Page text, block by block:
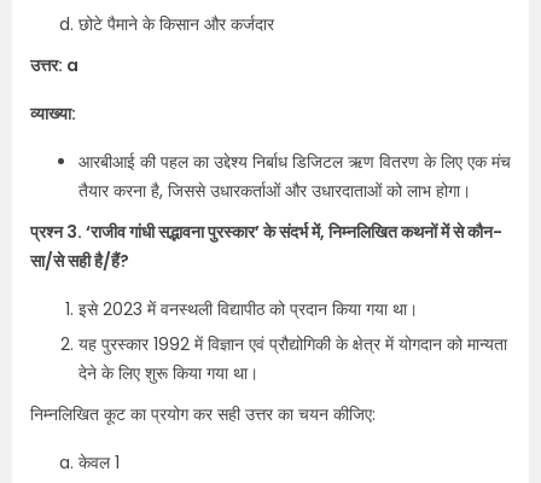
छोटे पैमाने के किसान और कर्जदार
उत्तर: a
व्याख्या:
आरबीआई की पहल का उद्देश्य निर्बाध डिजिटल ऋण वितरण के लिए एक मंच
तैयार करना है, जिससे उधारकर्ताओं और उधारदाताओं को लाभ होगा।
प्रश्न 3. ‘राजीव गांधी सद्भावना पुरस्कार’ के संदर्भ में, निम्नलिखित कथनों में से कौन-
सा/से सही है/हैं?
इसे 2023 में वनस्थली विद्यापीठ को प्रदान किया गया था।
यह पुरस्कार 1992 में विज्ञान एवं प्रौद्योगिकी के क्षेत्र में योगदान को मान्यता
देने के लिए शुरू किया गया था।
निम्नलिखित कूट का प्रयोग कर सही उत्तर का चयन कीजिए:
केवल 1